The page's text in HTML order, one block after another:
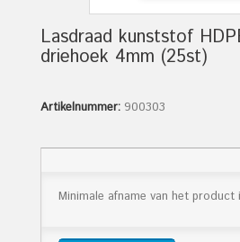
Lasdraad kunststof
driehoek 4mm (25st)
Artikelnummer: 900303
Minimale afname van het product